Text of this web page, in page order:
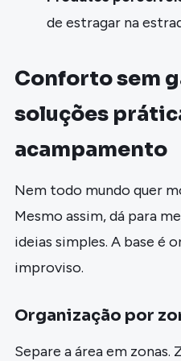
de estragar na
Conforto sem
soluções
acampamento
Nem todo mundo quer
Mesmo assim, dá para
ideias simples. A base é
improviso.
Organização por
Separe a área em zonas.